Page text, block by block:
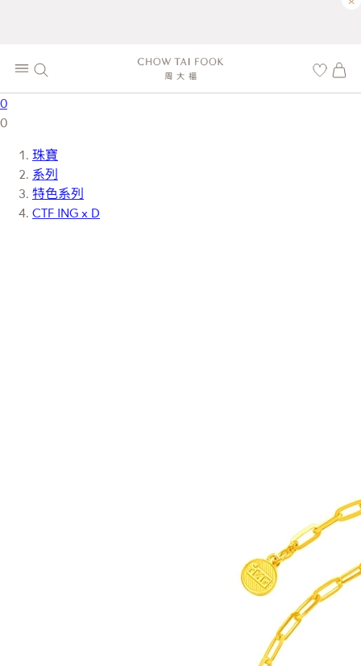
0
0
珠寶
系列
特色系列
CTF ING x D